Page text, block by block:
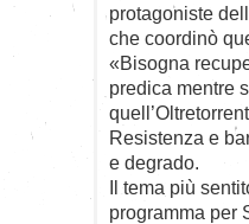
protagoniste
che coordinò
«Bisogna
predica mentre
Resistenza e
e degrado.
Il tema più
programma per